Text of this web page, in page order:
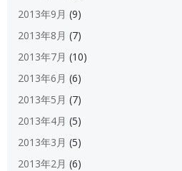
2013年9月 (9)
2013年8月 (7)
2013年7月 (10)
2013年6月 (6)
2013年5月 (7)
2013年4月 (5)
2013年3月 (5)
2013年2月 (6)